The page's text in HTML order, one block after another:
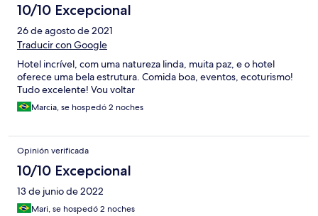
10/10 Excepcional
26 de agosto de 2021
Traducir con Google
Hotel incrível, com uma natureza linda, muita paz, e o hotel
oferece uma bela estrutura. Comida boa, eventos, ecoturismo!
Tudo excelente! Vou voltar
Marcia, se hospedó 2 noches
Opinión verificada
10/10 Excepcional
13 de junio de 2022
Mari, se hospedó 2 noches